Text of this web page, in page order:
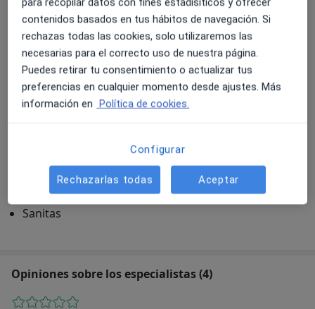
Consulta
Ampliar
Av Libertad 32, local 4, Puerto de Santa Maria, El
Aseguradoras
DKV Seguros
Sanitas
Opiniones sobre los especialistas (4)
contenidos basados en tus hábitos de navegación. Si
rechazas todas las cookies, solo utilizaremos las
necesarias para el correcto uso de nuestra página.
Puedes retirar tu consentimiento o actualizar tus
preferencias en cualquier momento desde ajustes. Más
información en Política de cookies.
Configurar
Rechazarlas todas Aceptar